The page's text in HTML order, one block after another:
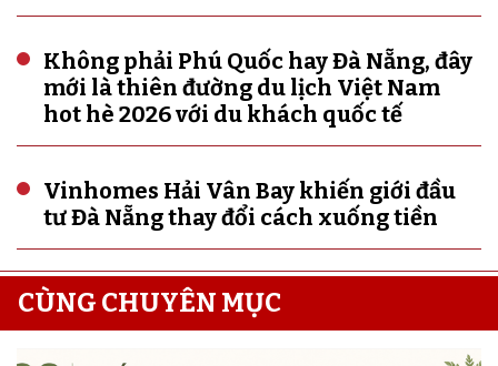
Không phải Phú Quốc hay Đà Nẵng, đây
mới là thiên đường du lịch Việt Nam
hot hè 2026 với du khách quốc tế
Vinhomes Hải Vân Bay khiến giới đầu
tư Đà Nẵng thay đổi cách xuống tiền
CÙNG CHUYÊN MỤC